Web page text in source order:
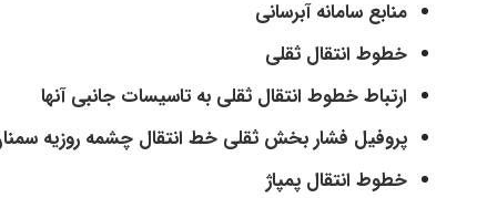
منابع سامانه آبرسانی
خطوط انتقال ثقلی
ارتباط خطوط انتقال ثقلی به تاسیسات جانبی آنها
پروفیل فشار بخش ثقلی خط انتقال چشمه روزیه
خطوط انتقال پمپاژ